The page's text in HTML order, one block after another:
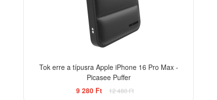
Tok erre a típusra Apple iPhone 16 Pro Max -
Picasee Puffer
9 280 Ft
12 480 Ft